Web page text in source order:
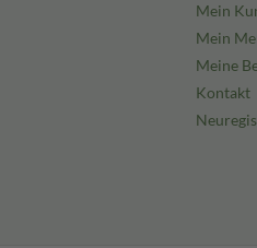
Mein
Mein
Meine
Kontakt